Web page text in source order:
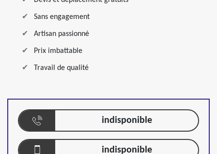
Sans engagement
Artisan passionné
Prix imbattable
Travail de qualité
indisponible
indisponible